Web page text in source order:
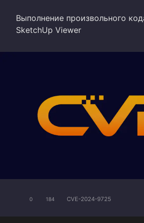
Выполнение произвольного
SketchUp Viewer
0 184 CVE-2024-9725